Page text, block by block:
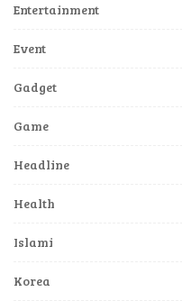
Entertainment
Event
Gadget
Game
Headline
Health
Islami
Korea